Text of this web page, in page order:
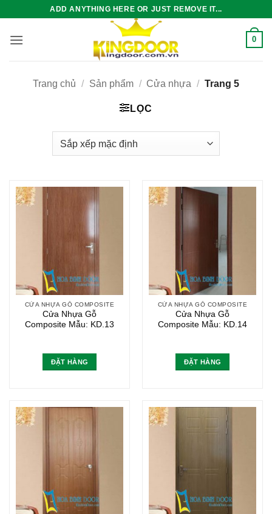
nội
ADD ANYTHING HERE OR JUST REMOVE IT...
0
Trang chủ / Sản phẩm / Cửa nhựa / Trang 5
LỌC
CỬA NHỰA GỖ COMPOSITE
Cửa Nhựa Gỗ
Composite Mẫu: KD.13
ĐẶT HÀNG
CỬA NHỰA GỖ COMPOSITE
Cửa Nhựa Gỗ
Composite Mẫu: KD.14
ĐẶT HÀNG